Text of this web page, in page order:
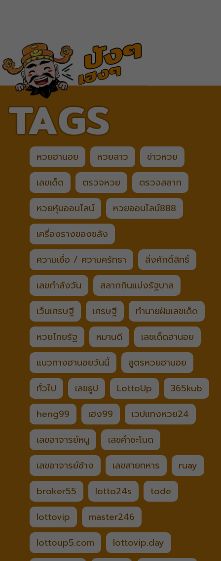
หวยฮานอย หวยลาว
ข่าวหวย
เลขเด็ด
ตรวจหวย
ตรวจสลาก
หวยหุ้นออนไลน์
หวยออนไลน์888
เครื่องรางของขลัง
ความเชื่อ / ความศรัทธา
สิ่งศักดิ์สิทธิ์
เลขกำลังวัน
สลากกินแบ่งรัฐบาล
เว็บเศรษฐี
เศรษฐี
ทำนายฝันเลขเด็ด
หวยไทยรัฐ
หมานดี
เลขเด็ดฮานอย
แนวทางฮานอยวันนี้
สูตรหวยฮานอย
ทั่วไป
เลขธูป LottoUp
365kub
heng99
เฮง99
เวปแทงหวย24
เลขอาจารย์หนู
เลขคำชะโนด
เลขอาจารย์ช้าง
เลขสายทหาร
ruay
broker55
lotto24s
tode
lottovip
master246
lottoup5.com
lottovip.day